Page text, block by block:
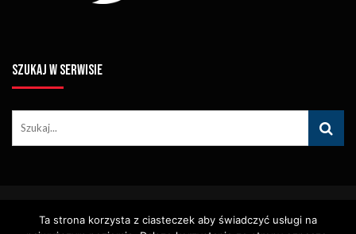
SZUKAJ W SERWISIE
Tym Zdjęć, Materiałów Wideo) Bez Pisemnego Zezwolenia
Ta strona korzysta z ciasteczek aby świadczyć usługi na